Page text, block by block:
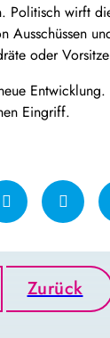
Politisch wirft
oder
Eingriff.
Zurück